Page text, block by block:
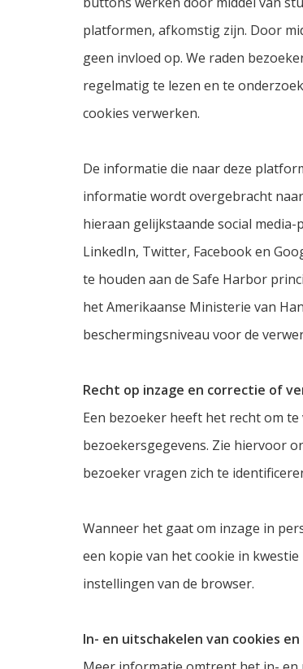
platformen, afkomstig zijn. Door
geen invloed op. We raden
regelmatig te lezen en te
cookies verwerken.
De informatie die naar deze
informatie wordt overgebracht
hieraan gelijkstaande social
LinkedIn, Twitter, Facebook en
te houden aan de Safe Harbor
het Amerikaanse Ministerie van
beschermingsniveau voor de
Recht op inzage en correctie of
Een bezoeker heeft het recht om
bezoekersgegevens. Zie hiervoor
bezoeker vragen zich te
Wanneer het gaat om inzage in
een kopie van het cookie in
instellingen van de browser.
In- en uitschakelen van cookies